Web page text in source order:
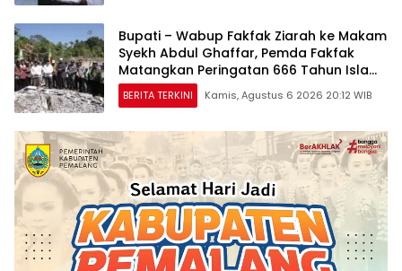
Bupati – Wabup Fakfak Ziarah ke Makam
Syekh Abdul Ghaffar, Pemda Fakfak
Matangkan Peringatan 666 Tahun Islam
Masuk Tanah Papua
BERITA TERKINI Kamis, Agustus 6 2026 20:12 WIB